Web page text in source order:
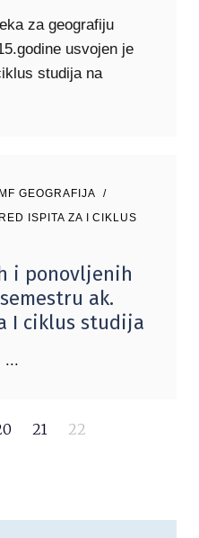
za geografiju
usvojen je
studija na
GEOGRAFIJA
ISPITA ZA I CIKLUS
i ponovljenih
ak.
I ciklus studija
21 22